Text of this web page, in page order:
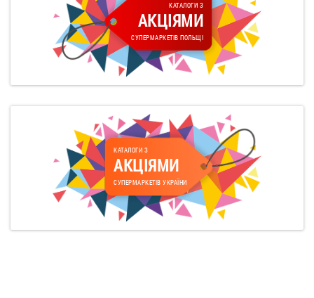
КАТАЛОГИ З
АКЦІЯМИ
СУПЕРМАРКЕТІВ ПОЛЬЩІ
КАТАЛОГИ З
АКЦІЯМИ
СУПЕРМАРКЕТІВ УКРАЇНИ